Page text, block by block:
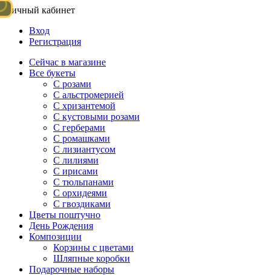
Личный кабинет
Вход
Регистрация
Сейчас в магазине
Все букеты
C розами
С альстромерией
С хризантемой
С кустовыми розами
С герберами
С ромашками
С лизиантусом
С лилиями
С ирисами
С тюльпанами
С орхидеями
С гвоздиками
Цветы поштучно
День Рождения
Композиции
Корзины с цветами
Шляпные коробки
Подарочные наборы